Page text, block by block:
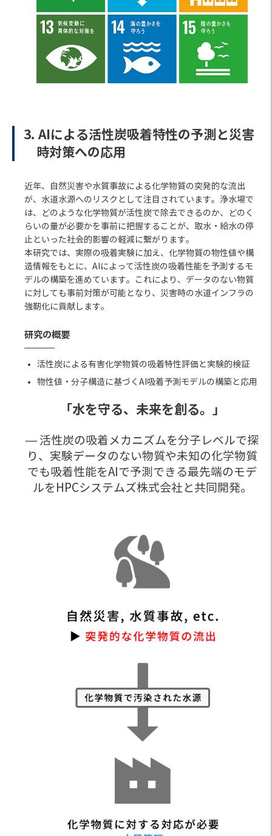
3. AIによる活性炭吸着特性の予測と災害
時対策への応用
近年、自然災害や水質事故による化学物質の突発的な流出
が、水道水源へのリスクとして注目されています。浄水場で
は、どのような化学物質が活性炭で除去できるのか、どのく
らいの量が必要かを事前に把握することが、取水・給水の停
止といった社会的影響の軽減に繋がります。
本研究では、実際の吸着実験に加え、化学物質の物性値や構
造情報をもとに、AIによって活性炭の吸着性能を予測するモ
デルの構築を進めています。これにより、データのない物質
に対しても事前対策が可能となり、災害時の水道インフラの
強靭化に貢献します。
研究の概要
活性炭による有害化学物質の吸着特性評価と実験的検証
物性値・分子構造に基づくAI吸着予測モデルの構築と応用
「水を守る、未来を創る。」
— 活性炭の吸着メカニズムを分子レベルで探
り、実験データのない物質や未知の化学物質
でも吸着性能をAIで予測できる最先端のモデ
ルをHPCシステムズ株式会社と共同開発。